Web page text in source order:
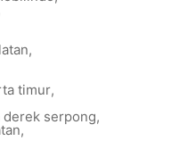
,
timur,
derek serpong,
,